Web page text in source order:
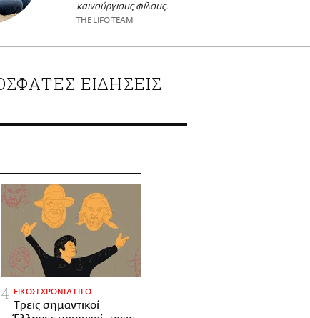
καινούργιους φίλους.
THE LIFO TEAM
ΕΙΔΗΣΕΙΣ
ΕΙΚΟΣΙ ΧΡΟΝΙΑ LIFO
Tρεις σημαντικοί